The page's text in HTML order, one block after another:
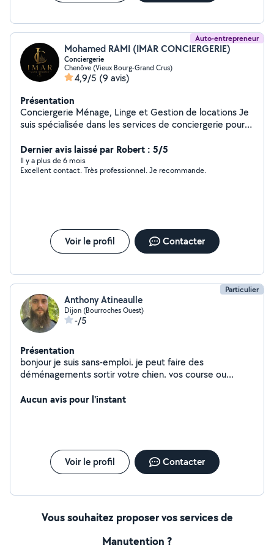
Auto-entrepreneur
Mohamed RAMI (IMAR CONCIERGERIE)
Conciergerie
Chenôve (Vieux Bourg-Grand Crus)
4,9/5 (9 avis)
Présentation
Conciergerie Ménage, Linge et Gestion de locations Je
suis spécialisée dans les services de conciergerie pour
le ménage complet, l'entretien du linge (lavage,
séchage, repassage et mise en place), la préparation
des logements, la remise des clés, l'accueil des
meilleure expérience possible aux occupants. Je
m'adapte à vos besoins et mets un point d'honneur à
échanger sur vos besoins ou obtenir un devis.
Dernier avis laissé par Robert : 5/5
Il y a plus de 6 mois
Excellent contact. Très professionnel. Je recommande.
Voir le profil Contacter
Particulier
Anthony Atineaulle
Dijon (Bourroches Ouest)
-/5
Présentation
bonjour je suis sans-emploi. je peut faire des
déménagements sortir votre chien. vos course ou
Aucun avis pour l'instant
Voir le profil Contacter
Vous souhaitez proposer vos services de
Manutention ?